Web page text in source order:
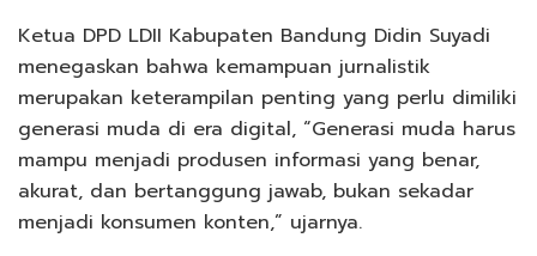
Ketua DPD LDII Kabupaten Bandung Didin Suyadi
menegaskan bahwa kemampuan jurnalistik
merupakan keterampilan penting yang perlu dimiliki
generasi muda di era digital, “Generasi muda harus
mampu menjadi produsen informasi yang benar,
akurat, dan bertanggung jawab, bukan sekadar
menjadi konsumen konten,” ujarnya.